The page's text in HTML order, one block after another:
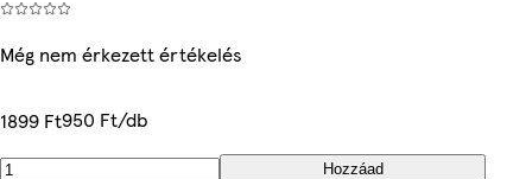
Még nem érkezett értékelés
1899 Ft950 Ft/db
Hozzáad